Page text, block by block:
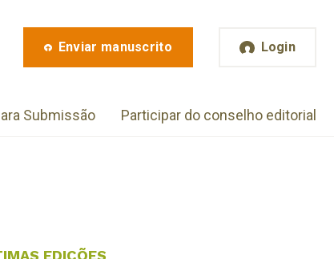
Enviar manuscrito Login
Submissão Participar do conselho editorial
EDIÇÕES